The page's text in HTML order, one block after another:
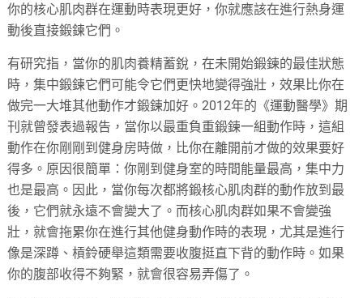
你的核心肌肉群在運動時表現更好，你就應該在進行熱身運
動後直接鍛鍊它們。
有研究指，當你的肌肉養精蓄銳，在未開始鍛鍊的最佳狀態
時，集中鍛鍊它們可能令它們更快地變得強壯，效果比你在
做完一大堆其他動作才鍛鍊加好。2012年的《運動醫學》期
刊就曾發表過報告，當你以最重負重鍛鍊一組動作時，這組
動作在你剛剛到健身房時做，比你在離開前才做的效果要好
得多。原因很簡單：你剛到健身室的時間能量最高，集中力
也是最高。因此，當你每次都將鍛核心肌肉群的動作放到最
後，它們就永遠不會變大了。而核心肌肉群如果不會變強
壯，就會拖累你在進行其他健身動作時的表現，尤其是進行
像是深蹲、槓鈴硬舉這類需要收腹挺直下背的動作時。如果
你的腹部收得不夠緊，就會很容易弄傷了。